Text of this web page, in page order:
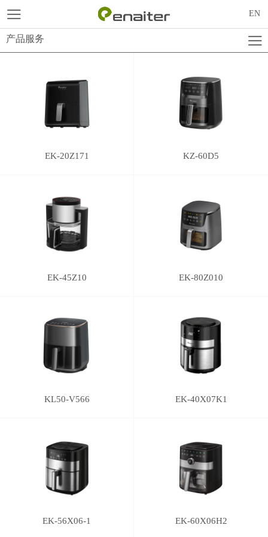
EN
产品服务
EK-20Z171 KZ-60D5
EK-45Z10 EK-80Z010
KL50-V566 EK-40X07K1
EK-56X06-1 EK-60X06H2